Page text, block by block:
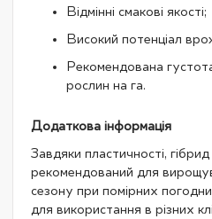
Відмінні смакові якості;
Високий потенціал
Рекомендована
рослин на га.
Додаткова інформація
Завдяки пластичності,
рекомендований для
сезону при помірних
для використання в різних